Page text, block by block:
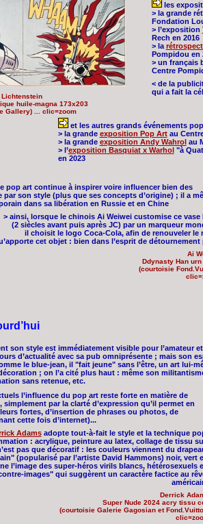
Lichtenstein
huile-magna 173x203
Gallery) ... clic=zoom
les
> la grande
Fondation
> l’exposition
Rech en 2016
> la
Pompidou en
> un français
Centre
< de la
qui a fait la
et les autres grands événements
> la grande exposition Pop Artau
> la grande exposition Andy Wahrolau
> l’exposition Basquiat x Warhol"à
en 2023
pop art continue à inspirer voire influencer bien des
par son style (plus que ses concepts d’origine) ; il a
dans sa libération en Russie et en Chine
> ainsi, lorsque le chinois Ai Weiwei customise ce vase
(2 siècles avant puis après JC) par un marqueur
il choisit le logo Coca-Cola, afin de renouveler le
cet objet : bien dans l’esprit de détournement
Ai
Ddynasty Han urn
(courtoisie
son style est immédiatement visible pour l’amateur
d’actualité avec sa pub omniprésente ; mais son
le blue-jean, il "fait jeune" sans l’être, un art lui-
; on l’a cité plus haut : même son
sans retenue, etc.
l’influence du pop art reste forte en matière de
par la clarté d’expression qu’il permet en
fortes, d’insertion de phrases ou photos, de
cette fois d’internet)...
Adamsadopte tout-à-fait le style et la technique
: acrylique, peinture au latex, collage de tissu
pas que décoratif : les couleurs viennent du
(popularisé par l’artiste David Hammons) noir, vert
l’image des super-héros virils blancs, hétérosexuels
images" qui suggèrent un caractère factice au
Derrick
Super Nude 2024 acry tissu
(courtoisie Galerie Gagosian et